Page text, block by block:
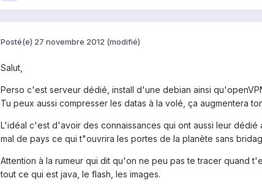
Posté(e) 27 novembre 2012 (modifié)
Salut,
Perso c'est serveur dédié, install d'une debian ainsi
Tu peux aussi compresser les datas à la volé, ça augmentera
L'idéal c'est d'avoir des connaissances qui ont aussi leur
mal de pays ce qui t"ouvrira les portes de la planète sans
Attention à la rumeur qui dit qu'on ne peu pas te tracer quand
tout ce qui est java, le flash, les images.